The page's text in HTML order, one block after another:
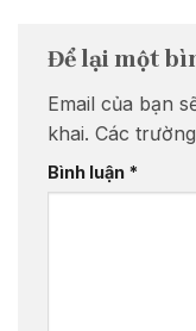
Để lại một
Email của bạn
khai. Các
Bình luận *